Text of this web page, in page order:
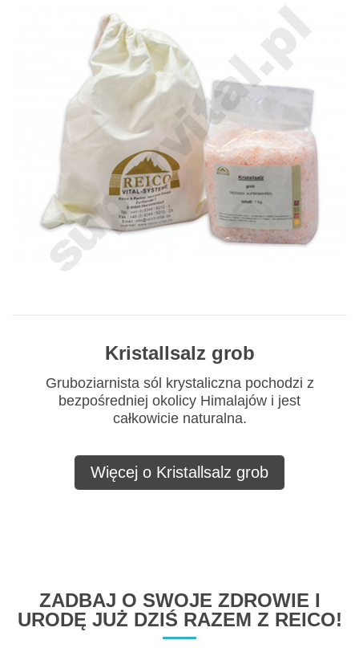
Kristallsalz grob
Gruboziarnista sól krystaliczna pochodzi z
bezpośredniej okolicy Himalajów i jest
całkowicie naturalna.
Więcej o Kristallsalz grob
ZADBAJ O SWOJE ZDROWIE I
URODĘ JUŻ DZIŚ RAZEM Z REICO!